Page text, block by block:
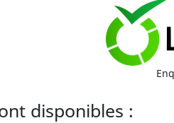
disponibles :